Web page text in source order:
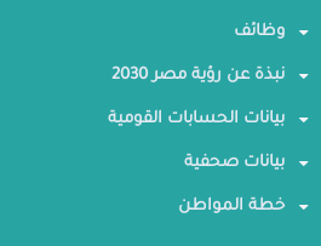
وظائف
نبذة عن رؤية مصر 2030
بيانات الحسابات القومية
بيانات صحفية
خطة المواطن